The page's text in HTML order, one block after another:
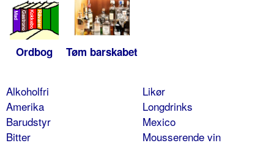
Ordbog Tøm barskabet
Alkoholfri
Amerika
Barudstyr
Bitter
Likør
Longdrinks
Mexico
Mousserende vin